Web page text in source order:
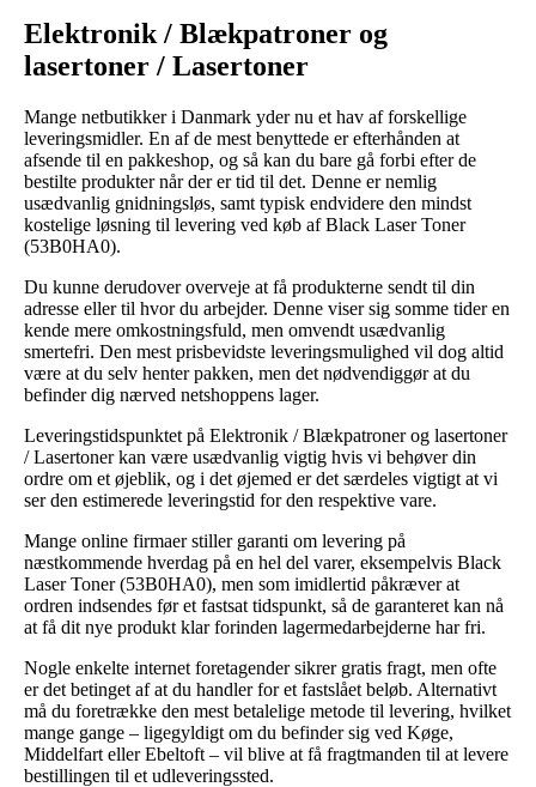
Elektronik / Blækpatroner og
lasertoner / Lasertoner
Mange netbutikker i Danmark yder nu et hav af forskellige
leveringsmidler. En af de mest benyttede er efterhånden at
afsende til en pakkeshop, og så kan du bare gå forbi efter de
bestilte produkter når der er tid til det. Denne er nemlig
usædvanlig gnidningsløs, samt typisk endvidere den mindst
kostelige løsning til levering ved køb af Black Laser Toner
(53B0HA0).
Du kunne derudover overveje at få produkterne sendt til din
adresse eller til hvor du arbejder. Denne viser sig somme tider en
kende mere omkostningsfuld, men omvendt usædvanlig
smertefri. Den mest prisbevidste leveringsmulighed vil dog altid
være at du selv henter pakken, men det nødvendiggør at du
befinder dig nærved netshoppens lager.
Leveringstidspunktet på Elektronik / Blækpatroner og lasertoner
/ Lasertoner kan være usædvanlig vigtig hvis vi behøver din
ordre om et øjeblik, og i det øjemed er det særdeles vigtigt at vi
ser den estimerede leveringstid for den respektive vare.
Mange online firmaer stiller garanti om levering på
næstkommende hverdag på en hel del varer, eksempelvis Black
Laser Toner (53B0HA0), men som imidlertid påkræver at
ordren indsendes før et fastsat tidspunkt, så de garanteret kan nå
at få dit nye produkt klar forinden lagermedarbejderne har fri.
Nogle enkelte internet foretagender sikrer gratis fragt, men ofte
er det betinget af at du handler for et fastslået beløb. Alternativt
må du foretrække den mest betalelige metode til levering, hvilket
mange gange – ligegyldigt om du befinder sig ved Køge,
Middelfart eller Ebeltoft – vil blive at få fragtmanden til at levere
bestillingen til et udleveringssted.